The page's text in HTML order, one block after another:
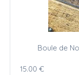
Boule de
15.00 €